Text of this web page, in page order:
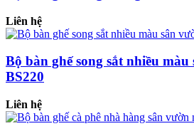
Liên hệ
Bộ bàn ghế song sắt nhiều
BS220
Liên hệ